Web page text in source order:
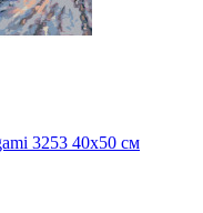
3253 40x50 см